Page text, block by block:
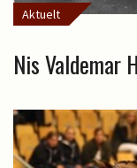
Aktuelt
Nis Valdemar